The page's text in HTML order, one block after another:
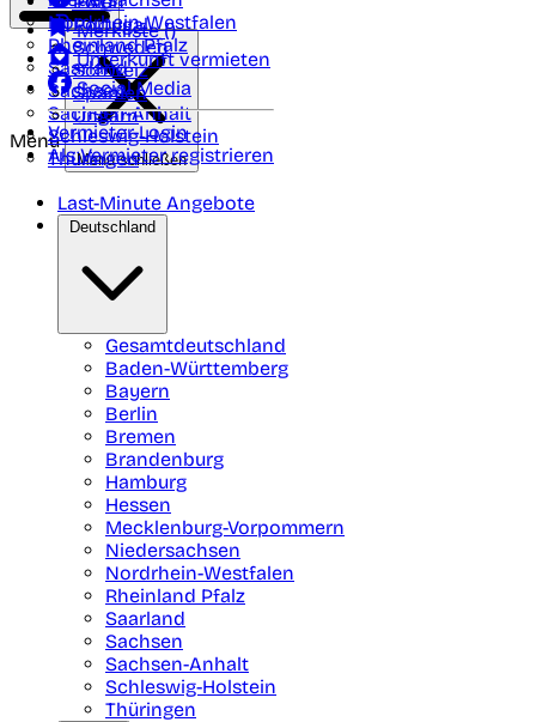
Nordrhein-Westfalen
Rheinland Pfalz
Saarland
Sachsen
Sachsen-Anhalt
Schleswig-Holstein
Thüringen
Portugal
Schweden
Schweiz
Spanien
Ungarn
Merkliste ()
Unterkunft vermieten
Social Media
Vermieter-Login
Als Vermieter registrieren
Menü
Menü schließen
Last-Minute Angebote
Deutschland
Gesamtdeutschland
Baden-Württemberg
Bayern
Berlin
Bremen
Brandenburg
Hamburg
Hessen
Mecklenburg-Vorpommern
Niedersachsen
Nordrhein-Westfalen
Rheinland Pfalz
Saarland
Sachsen
Sachsen-Anhalt
Schleswig-Holstein
Thüringen